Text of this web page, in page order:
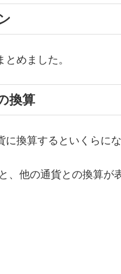
めました。
換算
換算するといくらに
、他の通貨との換算が